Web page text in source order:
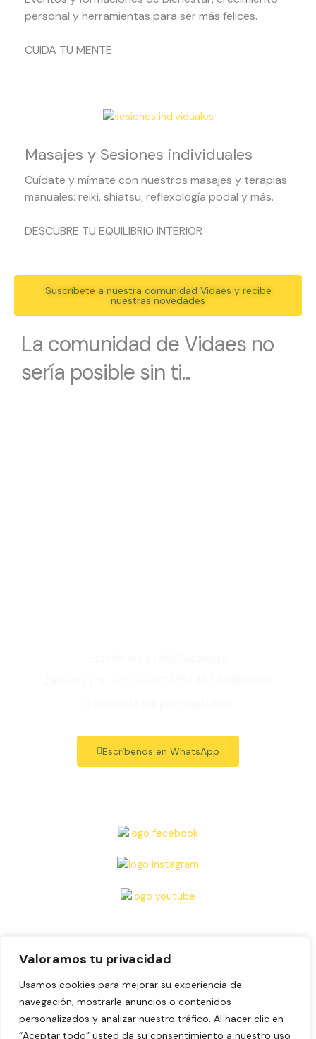
Valoramos tu privacidad
Usamos cookies para mejorar su experiencia de
navegación, mostrarle anuncios o contenidos
personalizados y analizar nuestro tráfico. Al hacer clic en
“Aceptar todo” usted da su consentimiento a nuestro uso
personal y herramientas para ser más felices.
CUIDA TU MENTE
Masajes y Sesiones individuales
Cuídate y mímate con nuestros masajes y terapias
manuales: reiki, shiatsu, reflexología podal y más.
DESCUBRE TU EQUILIBRIO INTERIOR
Suscríbete a nuestra comunidad Vidaes y recibe
nuestras novedades
La comunidad de Vidaes no
sería posible sin ti...
Escríbenos en WhatsApp
Aviso legal
Política de Privacidad
Política de cookies